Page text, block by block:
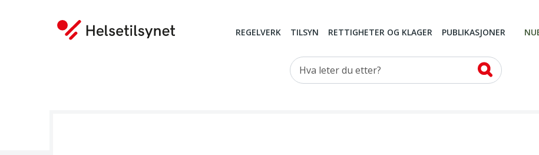
REGELVERK TILSYN RETTIGHETER OG KLAGER PUBLIKASJONER
Hva leter du etter?